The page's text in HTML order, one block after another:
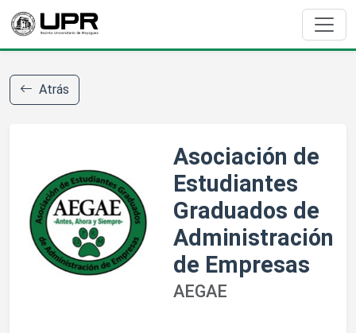
Atrás
Asociación de
Estudiantes
Graduados de
Administración
de Empresas
AEGAE